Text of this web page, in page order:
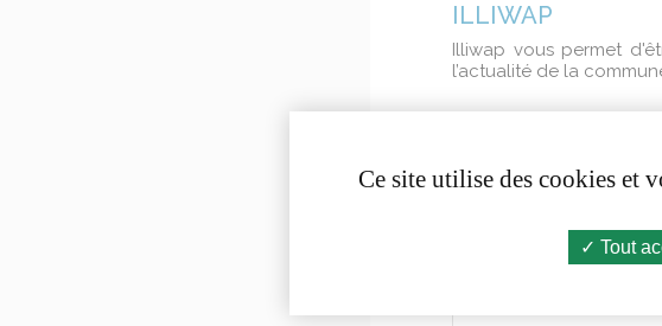
ILLIWAP
Illiwap vous permet
l’actualité de la
Ce site utilise des cookies et
Tout